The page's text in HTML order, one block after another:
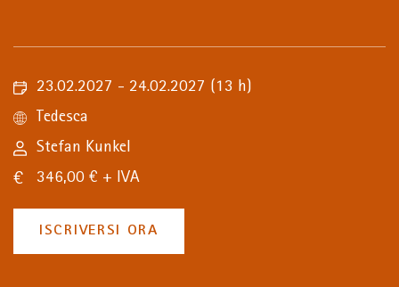
23.02.2027 - 24.02.2027 (13 h)
Tedesca
Stefan Kunkel
346,00 € + IVA
ISCRIVERSI ORA